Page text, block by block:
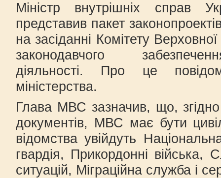
Міністр внутрішніх справ
представив пакет
на засіданні Комітету
законодавчого
діяльності. Про це
міністерства.
Глава МВС зазначив, що,
документів, МВС має бути
відомства увійдуть
гвардія, Прикордонні війська,
ситуацій, Міграційна служба і